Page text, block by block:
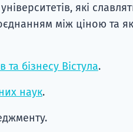
які
між ціною та
та бізнесу Вістула.
наук.